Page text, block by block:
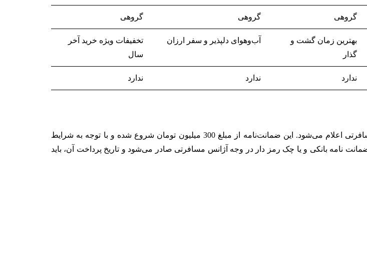
گروهی گروهی گروهی
بهترین زمان گشت و
گذار
آب‌و‌هوای دلپذیر‌ و سفر ارزان
تخفیفات ویژه خرید آخر
سال
ندارد ندارد ندارد
مبلغ ضمانت بازگشت از ایتالیا، بسته به شرایط مسافر از سوی آژانس‌های مسافرتی اعلام می‌شود. این ضمانت‌نامه از مبلغ 300 میلیون تومان شروع شده و با توجه به شرایط
ضمانت نامه بانکی و یا چک رمز دار در وجه آژانس مسافرتی صادر می‌شود و تاریخ پرداخت آن، باید